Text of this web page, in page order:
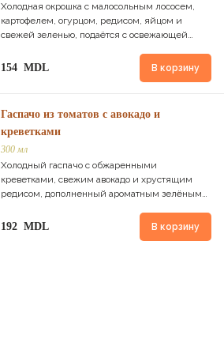
Холодная окрошка с малосольным лососем,
картофелем, огурцом, редисом, яйцом и
свежей зеленью, подаётся с освежающей
154 MDL В корзину
Гаспачо из томатов с авокадо и
креветками
300 мл
Холодный гаспачо с обжаренными
креветками, свежим авокадо и хрустящим
редисом, дополненный ароматным зелёным
192 MDL В корзину